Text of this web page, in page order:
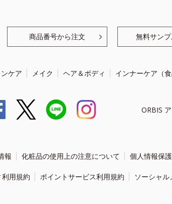
商品番号から注文 無料サン
ケア メイク ヘア＆ボディ インナーケア（食
ORBIS
報 化粧品の使用上の注意について 個人情報保
用規約 ポイントサービス利用規約 ソーシャ